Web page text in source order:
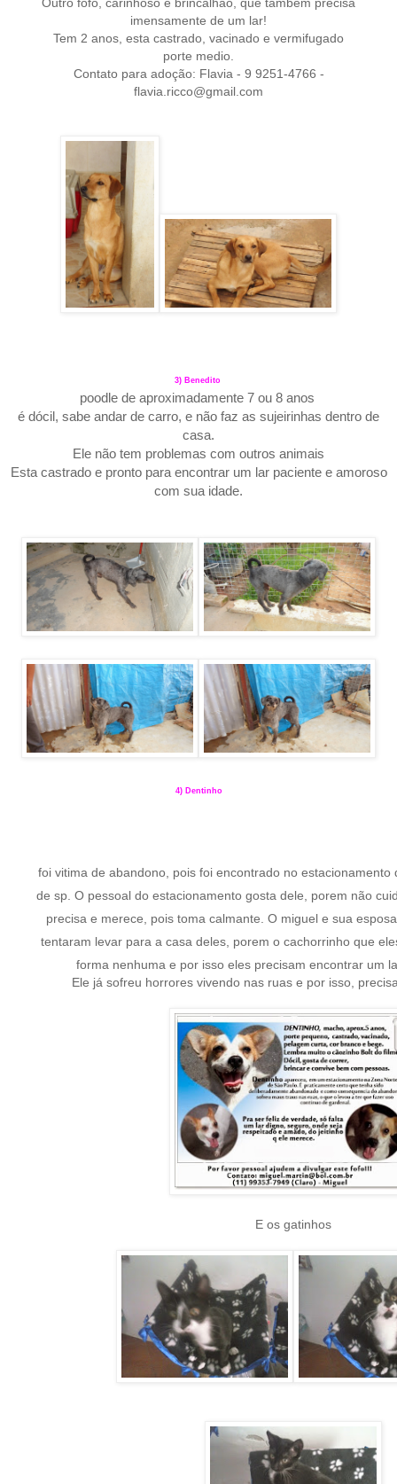
imensamente de um lar!
Tem 2 anos, esta castrado, vacinado e vermifugado
porte medio.
Contato para adoção: Flavia - 9 9251-4766 -
flavia.ricco@gmail.com
3) Benedito
poodle de aproximadamente 7 ou 8 anos
é dócil, sabe andar de carro, e não faz as sujeirinhas dentro de
casa.
Ele não tem problemas com outros animais
Esta castrado e pronto para encontrar um lar paciente e amoroso
com sua idade.
4) Dentinho
foi vitima de abandono, pois foi encontrado no estacionamento
de sp. O pessoal do estacionamento gosta dele, porem não
precisa e merece, pois toma calmante. O miguel e sua
tentaram levar para a casa deles, porem o cachorrinho que
forma nenhuma e por isso eles precisam encontrar um
Ele já sofreu horrores vivendo nas ruas e por isso,
E os gatinhos